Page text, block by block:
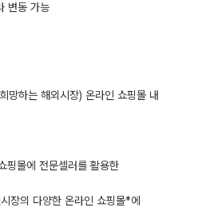
변동 가능
망하는 해외시장) 온라인 쇼핑몰 내
핑몰에 전문셀러를 활용한
장의 다양한 온라인 쇼핑몰*에